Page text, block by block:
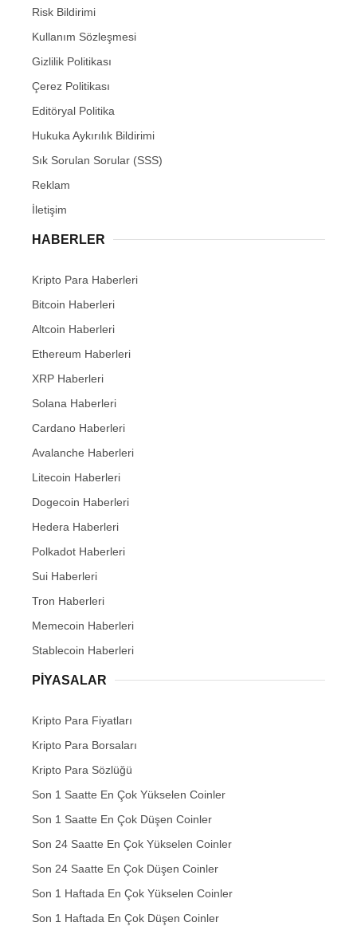
Risk Bildirimi
Kullanım Sözleşmesi
Gizlilik Politikası
Çerez Politikası
Editöryal Politika
Hukuka Aykırılık Bildirimi
Sık Sorulan Sorular (SSS)
Reklam
İletişim
HABERLER
Kripto Para Haberleri
Bitcoin Haberleri
Altcoin Haberleri
Ethereum Haberleri
XRP Haberleri
Solana Haberleri
Cardano Haberleri
Avalanche Haberleri
Litecoin Haberleri
Dogecoin Haberleri
Hedera Haberleri
Polkadot Haberleri
Sui Haberleri
Tron Haberleri
Memecoin Haberleri
Stablecoin Haberleri
PIYASALAR
Kripto Para Fiyatları
Kripto Para Borsaları
Kripto Para Sözlüğü
Son 1 Saatte En Çok Yükselen Coinler
Son 1 Saatte En Çok Düşen Coinler
Son 24 Saatte En Çok Yükselen Coinler
Son 24 Saatte En Çok Düşen Coinler
Son 1 Haftada En Çok Yükselen Coinler
Son 1 Haftada En Çok Düşen Coinler